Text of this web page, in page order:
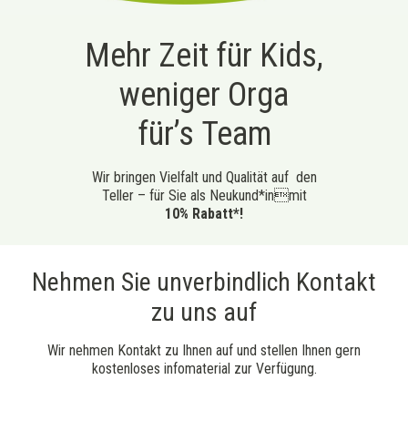
Mehr Zeit für Kids,
weniger Orga
für’s Team
Wir bringen Vielfalt und Qualität auf den
Teller – für Sie als Neukund*inmit
10% Rabatt*!
Nehmen Sie unverbindlich Kontakt
zu uns auf
Wir nehmen Kontakt zu Ihnen auf und stellen Ihnen gern
kostenloses infomaterial zur Verfügung.